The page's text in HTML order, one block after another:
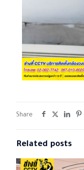
Share
Related posts